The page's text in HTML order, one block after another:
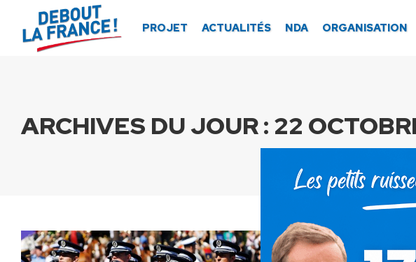
PROJET ACTUALITÉS NDA ORGANISATION
ARCHIVES DU JOUR : 22
Panneau de gestion des cookies